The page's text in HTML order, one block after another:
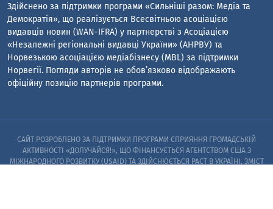
Здійснено за підтримки програми «Сильніші разом: Медіа та
Демократія», що реалізується Всесвітньою асоціацією
видавців новин (WAN-IFRA) у партнерстві з Асоціацією
«Незалежні регіональні видавці України» (АНРВУ) та
Норвезькою асоціацією медіабізнесу (MBL) за підтримки
Норвегії. Погляди авторів не обов’язково відображають
офіційну позицію партнерів програми.
САЙТ РОЗРОБЛЕНО ЗА ПІДТРИМКИ ПРОГРАМИ СПРИЯННЯ ГРОМАДСЬКІЙ
АКТИВНОСТІ «ДОЛУЧАЙСЯ!», ЩО ФІНАНСУЄТЬСЯ АГЕНТСТВОМ США З
МІЖНАРОДНОГО РОЗВИТКУ (USAID) ТА ЗДІЙСНЮЄТЬСЯ PACT В УКРАЇНІ. ЗМІСТ